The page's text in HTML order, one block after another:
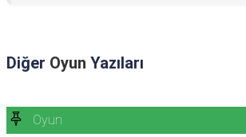
Diğer Oyun Yazıları
Oyun